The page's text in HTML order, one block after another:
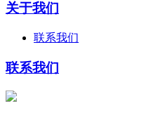
关于我们
联系我们
联系我们